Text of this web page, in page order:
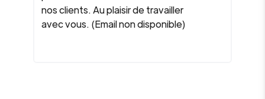
nos clients. Au plaisir de travailler
avec vous. (Email non disponible)